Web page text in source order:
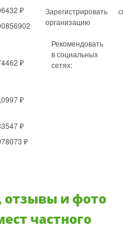
₽
₽
₽
₽
₽
Зарегистрировать
организацию
Рекомендовать
в социальных
сетях:
отзывы и фото
частного